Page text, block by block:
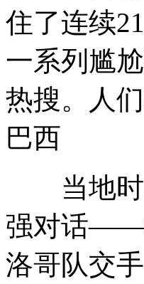
住了连续
一系列尴
热搜。人
巴西
当地时
强对话
洛哥队交